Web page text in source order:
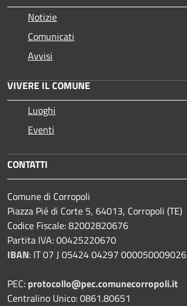
Notizie
Comunicati
Avvisi
VIVERE IL COMUNE
Luoghi
Eventi
CONTATTI
Comune di Corropoli
Piazza Pié di Corte 5, 64013, Corropoli (TE)
Codice Fiscale: 82002820676
Partita IVA: 00425220670
IBAN: IT 07 J 05424 04297 000050009026
PEC: protocollo@pec.comunecorropoli.it
Centralino Unico: 0861.80651